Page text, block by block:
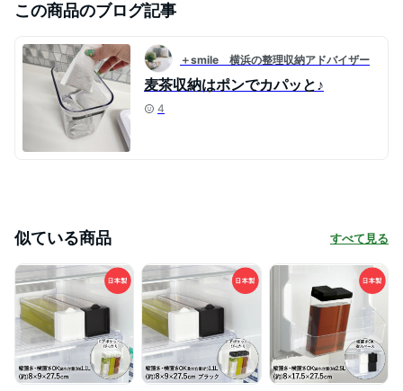
この商品のブログ記事
＋smile 横浜の整理収納アドバイザー
麦茶収納はポンでカパッと♪
4
似ている商品 すべて見る